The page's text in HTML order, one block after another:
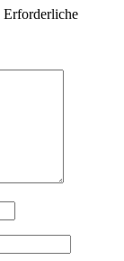
Erforderliche